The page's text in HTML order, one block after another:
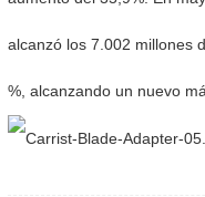
alcanzó los 7.002 millones
%, alcanzando un nuevo